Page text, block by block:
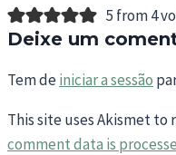
5 from 4
Deixe um
Tem deiniciar a sessão
This site uses Akismet to
comment data is